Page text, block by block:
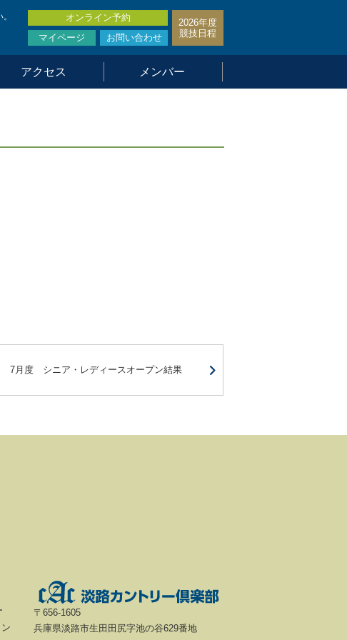
2026年度
競技日程
オンライン予約
マイページ
お問い合わせ
アクセス メンバー
7月度 シニア・レディースオープン結果
〒656-1605
兵庫県淡路市生田田尻字池の谷629番地